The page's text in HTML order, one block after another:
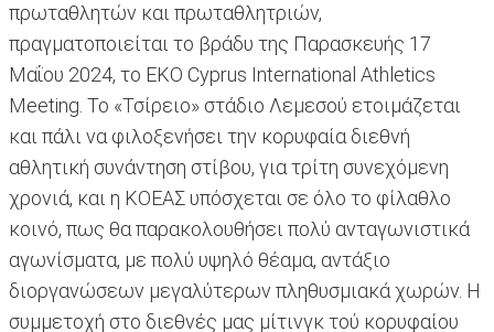
πρωταθλητών και πρωταθλητριών,
πραγματοποιείται το βράδυ της Παρασκευής 17
Μαΐου 2024, το ΕΚΟ Cyprus International Athletics
Meeting. Το «Τσίρειο» στάδιο Λεμεσού ετοιμάζεται
και πάλι να φιλοξενήσει την κορυφαία διεθνή
αθλητική συνάντηση στίβου, για τρίτη συνεχόμενη
χρονιά, και η ΚΟΕΑΣ υπόσχεται σε όλο το φίλαθλο
κοινό, πως θα παρακολουθήσει πολύ ανταγωνιστικά
αγωνίσματα, με πολύ υψηλό θέαμα, αντάξιο
διοργανώσεων μεγαλύτερων πληθυσμιακά χωρών. Η
συμμετοχή στο διεθνές μας μίτινγκ τού κορυφαίου